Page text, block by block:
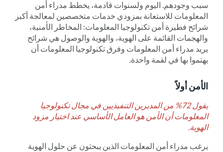
سبب وجودهم. اليوم ولسنوات قادمة، يخطط مدراء أمن
المعلومات للاستعانة بمزودي خدمات متخصصين لمعالجة أكبر
شرائح فطيرة أمن تكنولوجيا المعلومات: المخاطر الأمنية،
والهجمات القائمة على الهوية، والهوية والوصول هي شرائح
يريد مدراء أمن المعلومات وفرق تكنولوجيا المعلومات أن
يهتموا بها في لقمة واحدة.
الأمن أولاً
يقول 72% من المديرين التنفيذيين في مجال تكنولوجيا
المعلومات أن الأمن هو العامل الأساسي عند اختيار مزود
الهوية.
يرغب مدراء أمن المعلومات الذين يبحثون عن حلول الهوية